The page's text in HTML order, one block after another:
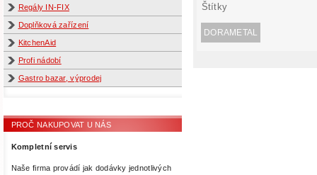
Regály IN-FIX
Doplňková zařízení
KitchenAid
Profi nádobí
Gastro bazar, výprodej
PROČ NAKUPOVAT U NÁS
Kompletní servis
Naše firma provádí jak dodávky jednotlivých
Štítky
DORAMETAL